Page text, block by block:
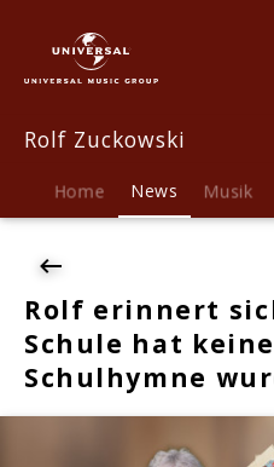
Zuckowski
News
Rolf
Wie
Schule
keine
Segel"
zur
Schulhymne
wurde
Rolf Zuckowski
Home News Musik
Rolf erinnert
Schule hat
Schulhymne